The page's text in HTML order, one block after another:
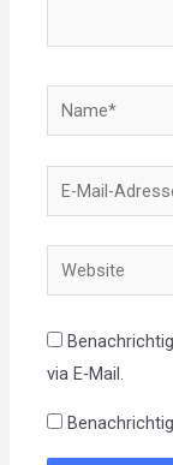
Name*
E-
Mail-
Adresse*
Website
via E-Mail.